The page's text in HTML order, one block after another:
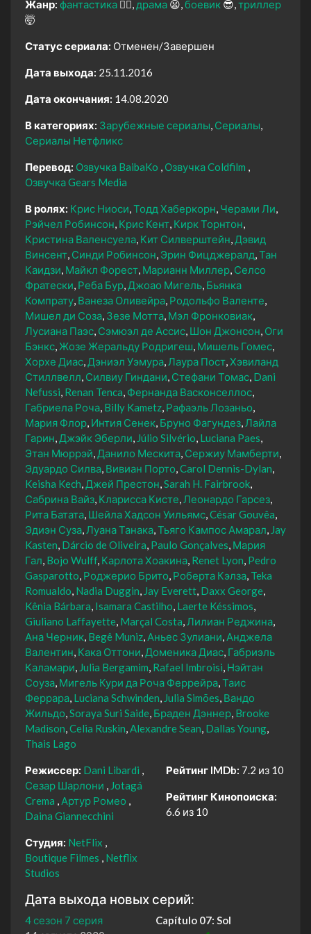
Жанр: фантастика 🧙‍♀️ драма 😫 боевик 😎 триллер
🤯
Статус сериала: Отменен/Завершен
Дата выхода: 25.11.2016
Дата окончания: 14.08.2020
В категориях: Зарубежные сериалы Сериалы
Сериалы Нетфликс
Перевод: Озвучка BaibaKo
Озвучка Coldfilm
Озвучка Gears Media
В ролях: Крис Ниоси Тодд Хаберкорн Черами Ли
Рэйчел Робинсон Крис Кент Кирк Торнтон
Кристина Валенсуела Кит Силверштейн Дэвид
Винсент Синди Робинсон Эрин Фицджералд Тан
Каидзи Майкл Форест Марианн Миллер Селсо
Фратески Реба Бур Джоао Мигель Бьянка
Компрату Ванеза Оливейра Родольфо Валенте
Мишел ди Соза Зезе Мотта Мэл Фронковиак
Лусиана Паэс Сэмюэл де Ассис Шон Джонсон Оги
Бэнкс Жозе Жеральду Родригеш Мишель Гомес
Хорхе Диас Дэниэл Уэмура Лаура Пост Хэвиланд
Стиллвелл Силвиу Гиндани Стефани Томас Dani
Nefussi Renan Tenca Фернанда Васконселлос
Габриела Роча Billy Kametz Рафаэль Лозаньо
Мария Флор Интия Сенек Бруно Фагундез Лайла
Гарин Джэйк Эберли Júlio Silvério Luciana Paes
Этан Мюррэй Данило Мескита Сержиу Мамберти
Эдуардо Силва Вивиан Порто Carol Dennis-Dylan
Keisha Kech Джей Престон Sarah H. Fairbrook
Сабрина Вайз Кларисса Кисте Леонардо Гарсез
Рита Батата Шейла Хадсон Уильямс César Gouvêa
Эдиэн Суза Луана Танака Тьяго Кампос Амарал Jay
Kasten Dárcio de Oliveira Paulo Gonçalves Мария
Гал Bojo Wulff Карлота Хоакина Renet Lyon Pedro
Gasparotto Роджерио Брито Роберта Кэлза Teka
Romualdo Nadia Duggin Jay Everett Daxx George
Kênia Bárbara Isamara Castilho Laerte Késsimos
Giuliano Laffayette Marçal Costa Лилиан Реджина
Ана Черник Begê Muniz Аньес Зулиани Анджела
Валентин Кака Оттони Доменика Диас Габриэль
Каламари Julia Bergamim Rafael Imbroisi Нэйтан
Соуза Мигель Кури да Роча Феррейра Таис
Феррара Luciana Schwinden Julia Simões Вандо
Жильдо Soraya Suri Saide Браден Дэннер Brooke
Madison Celia Ruskin Alexandre Sean Dallas Young
Thais Lago
Режиссер: Dani Libardi
Сезар Шарлони
Jotagá
Crema
Артур Ромео
Daina Giannecchini
Студия: NetFlix
Boutique Filmes
Netflix
Studios
Рейтинг IMDb: 7.2 из 10
Рейтинг Кинопоиска:
6.6 из 10
Дата выхода новых серий:
4 сезон 7 серия
Capítulo 07: Sol